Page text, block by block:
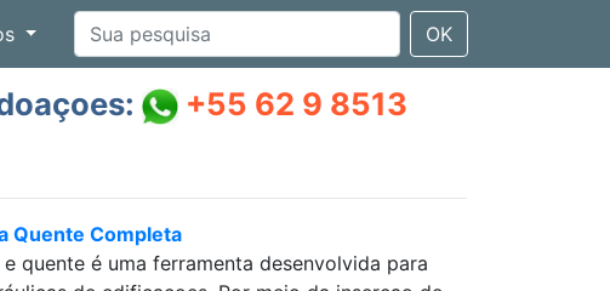
OK
+55 62 9 8513
Quente Completa
quente é uma ferramenta desenvolvida para